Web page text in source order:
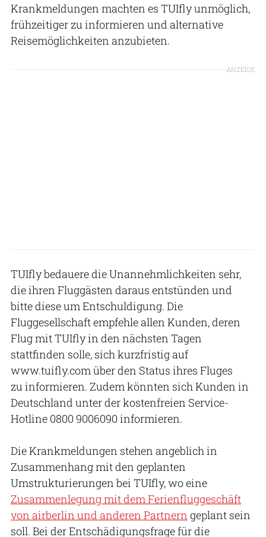
Krankmeldungen machten es TUIfly unmöglich,
frühzeitiger zu informieren und alternative
Reisemöglichkeiten anzubieten.
ANZEIGE
TUIfly bedauere die Unannehmlichkeiten sehr,
die ihren Fluggästen daraus entstünden und
bitte diese um Entschuldigung. Die
Fluggesellschaft empfehle allen Kunden, deren
Flug mit TUIfly in den nächsten Tagen
stattfinden solle, sich kurzfristig auf
www.tuifly.com über den Status ihres Fluges
zu informieren. Zudem könnten sich Kunden in
Deutschland unter der kostenfreien Service-
Hotline 0800 9006090 informieren.
Die Krankmeldungen stehen angeblich in
Zusammenhang mit den geplanten
Umstrukturierungen bei TUIfly, wo eine
Zusammenlegung mit dem Ferienfluggeschäft
von airberlin und anderen Partnern geplant sein
soll. Bei der Entschädigungsfrage für die